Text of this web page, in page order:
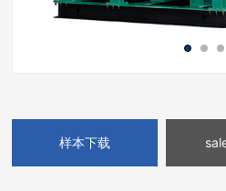
样本下载